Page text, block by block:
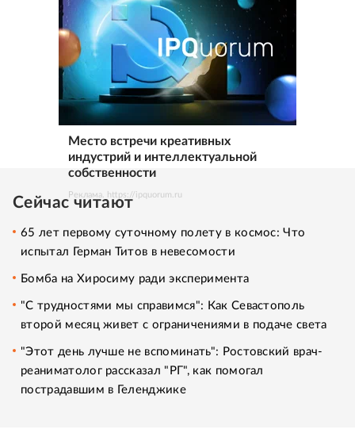
Место встречи креативных
индустрий и интеллектуальной
собственности
Реклама. https://ipquorum.ru
Сейчас читают
65 лет первому суточному полету в космос: Что
испытал Герман Титов в невесомости
Бомба на Хиросиму ради эксперимента
"С трудностями мы справимся": Как Севастополь
второй месяц живет с ограничениями в подаче света
"Этот день лучше не вспоминать": Ростовский врач-
реаниматолог рассказал "РГ", как помогал
пострадавшим в Геленджике